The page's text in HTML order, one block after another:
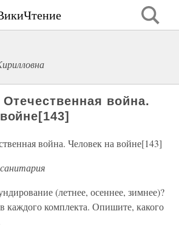
война.
война. Человек на войне[143]
(летнее, осеннее, зимнее)?
каждого комплекта. Опишите, какого